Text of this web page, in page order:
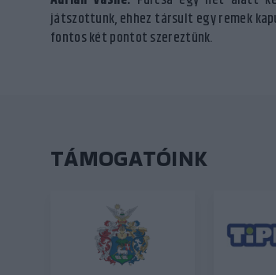
játszottunk, ehhez társult egy remek
fontos két pontot szereztünk.
TÁMOGATÓINK